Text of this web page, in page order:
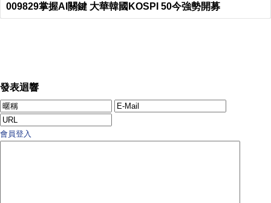
009829掌握AI關鍵 大華韓國KOSPI 50今強勢開募
發表迴響
會員登入